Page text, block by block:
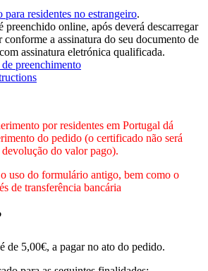
para residentes no estrangeiro.
preenchido online, após deverá descarregar
conforme a assinatura do seu documento de
assinatura eletrónica qualificada.
preenchimento
por residentes em Portugal dá
do pedido (o certificado não será
do valor pago).
uso do formulário antigo, bem como o
de transferência bancária
de 5,00€, a pagar no ato do pedido.